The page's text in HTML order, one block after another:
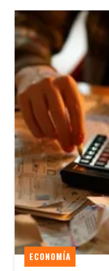
ECONOMÍA